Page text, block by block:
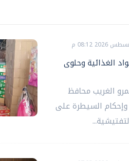
الغذائية وحلوى
الغريب محافظ
وإحكام السيطرة على